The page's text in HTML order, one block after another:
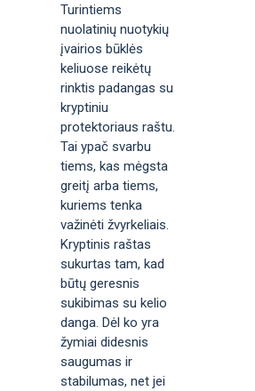
Turintiems
nuolatinių nuotykių
įvairios būklės
keliuose reikėtų
rinktis padangas su
kryptiniu
protektoriaus raštu.
Tai ypač svarbu
tiems, kas mėgsta
greitį arba tiems,
kuriems tenka
važinėti žvyrkeliais.
Kryptinis raštas
sukurtas tam, kad
būtų geresnis
sukibimas su kelio
danga. Dėl ko yra
žymiai didesnis
saugumas ir
stabilumas, net jei